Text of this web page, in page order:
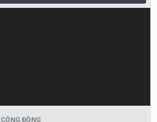
CỘNG ĐỒNG